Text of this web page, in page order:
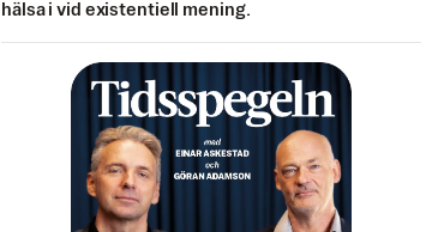
hälsa i vid existentiell mening.